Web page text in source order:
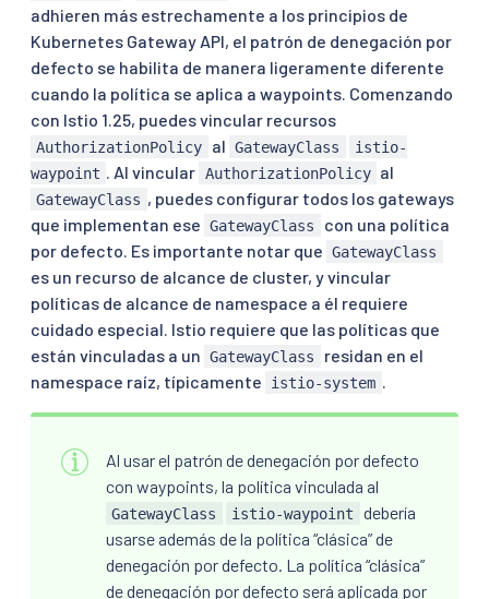
adhieren más estrechamente a los principios de
Kubernetes Gateway API, el patrón de denegación por
defecto se habilita de manera ligeramente diferente
cuando la política se aplica a waypoints. Comenzando
con Istio 1.25, puedes vincular recursos
AuthorizationPolicy al GatewayClass
istio-
waypoint
. Al vincular AuthorizationPolicy al
GatewayClass , puedes configurar todos los gateways
que implementan ese GatewayClass
con una política
por defecto. Es importante notar que GatewayClass
es un recurso de alcance de cluster, y vincular
políticas de alcance de namespace a él requiere
cuidado especial. Istio requiere que las políticas que
están vinculadas a un GatewayClass
residan en el
namespace raíz, típicamente
istio-system
Al usar el patrón de denegación por defecto
con waypoints, la política vinculada al
GatewayClass istio-waypoint
debería
usarse además de la política “clásica” de
denegación por defecto. La política “clásica”
de denegación por defecto será aplicada por